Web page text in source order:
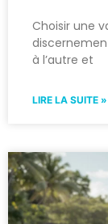
Choisir une
à l’autre et
LIRE LA SUITE »